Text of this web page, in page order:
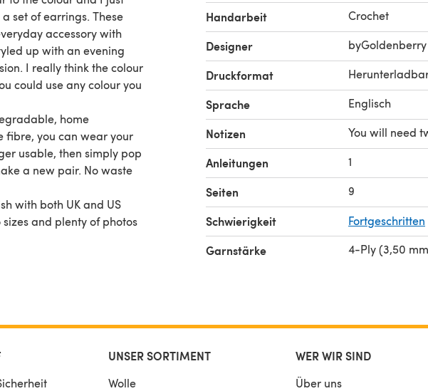
set of earrings. These
accessory with
up with an evening
I really think the colour
could use any colour you
home
fibre, you can wear your
usable, then simply pop
a new pair. No waste
with both UK and US
and plenty of photos
Crochet / US: Single
Handarbeit Crochet
Designer byGoldenberry
Druckformat
Sprache Englisch
Notizen You will need
Anleitungen 1
Seiten 9
Schwierigkeit Fortgeschritten
Garnstärke 4-Ply (3,50
UNSER SORTIMENT
Wolle
WER WIR SIND
Über uns